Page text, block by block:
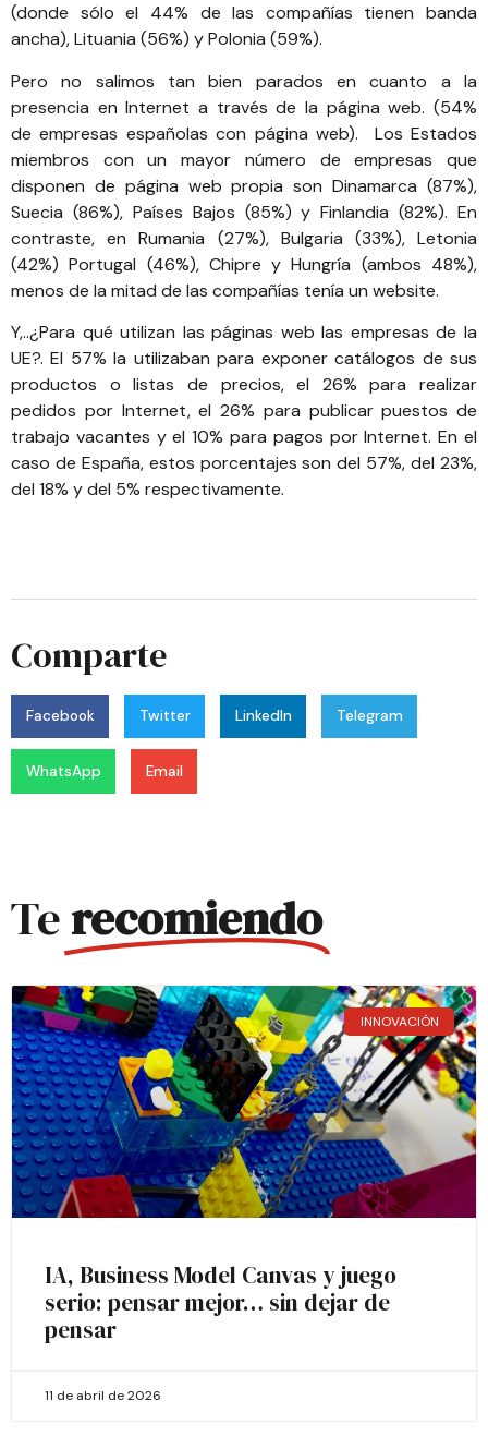
(donde sólo el 44% de las compañías tienen banda
ancha), Lituania (56%) y Polonia (59%).
Pero no salimos tan bien parados en cuanto a la
presencia en Internet a través de la página web. (54%
de empresas españolas con página web). Los Estados
miembros con un mayor número de empresas que
disponen de página web propia son Dinamarca (87%),
Suecia (86%), Países Bajos (85%) y Finlandia (82%). En
contraste, en Rumania (27%), Bulgaria (33%), Letonia
(42%) Portugal (46%), Chipre y Hungría (ambos 48%),
menos de la mitad de las compañías tenía un website.
Y,..¿Para qué utilizan las páginas web las empresas de la
UE?. El 57% la utilizaban para exponer catálogos de sus
productos o listas de precios, el 26% para realizar
pedidos por Internet, el 26% para publicar puestos de
trabajo vacantes y el 10% para pagos por Internet. En el
caso de España, estos porcentajes son del 57%, del 23%,
del 18% y del 5% respectivamente.
Comparte
Facebook Twitter LinkedIn Telegram
WhatsApp Email
Terecomiendo
INNOVACIÓN
IA, Business Model Canvas y juego
serio: pensar mejor… sin dejar de
pensar
11 de abril de 2026